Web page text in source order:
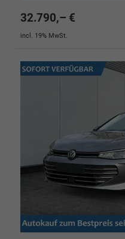
32.790,– €
incl. 19% MwSt.